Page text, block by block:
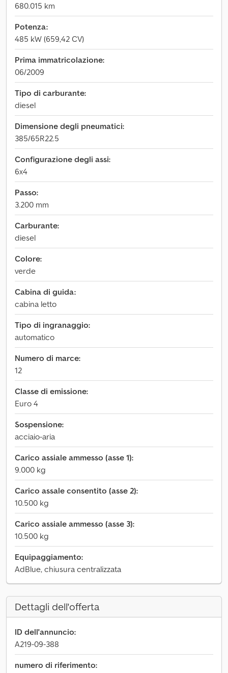
680.015 km
Potenza:
485 kW (659,42 CV)
Prima immatricolazione:
06/2009
Tipo di carburante:
diesel
Dimensione degli pneumatici:
385/65R22.5
Configurazione degli assi:
6x4
Passo:
3.200 mm
Carburante:
diesel
Colore:
verde
Cabina di guida:
cabina letto
Tipo di ingranaggio:
automatico
Numero di marce:
12
Classe di emissione:
Euro 4
Sospensione:
acciaio-aria
Carico assiale ammesso (asse 1):
9.000 kg
Carico assale consentito (asse 2):
10.500 kg
Carico assiale ammesso (asse 3):
10.500 kg
Equipaggiamento:
AdBlue, chiusura centralizzata
Dettagli dell'offerta
ID dell'annuncio:
A219-09-388
numero di riferimento: